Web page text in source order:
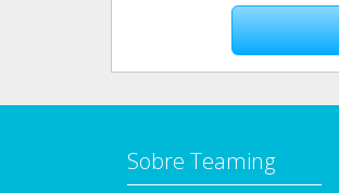
Sobre Teaming